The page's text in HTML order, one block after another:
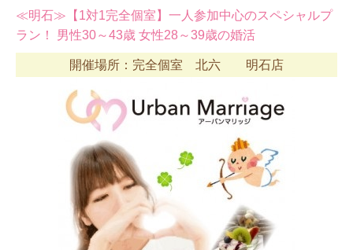
≪明石≫【1対1完全個室】一人参加中心のスペシャルプ
ラン！ 男性30～43歳 女性28～39歳の婚活
開催場所：完全個室 北六 明石店